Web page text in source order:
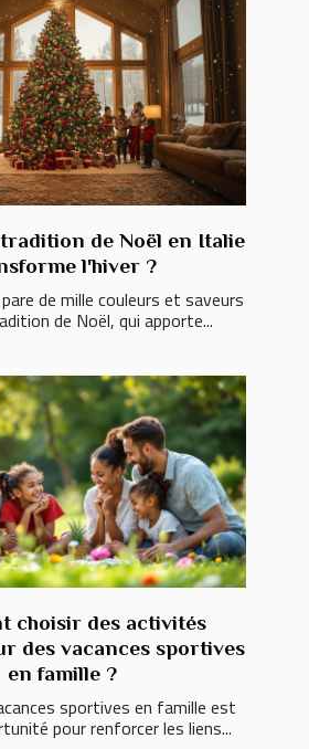
de Noël en Italie
l'hiver ?
de mille couleurs et saveurs
de Noël, qui apporte...
choisir des activités
des vacances sportives
en famille ?
sportives en famille est
pour renforcer les liens...